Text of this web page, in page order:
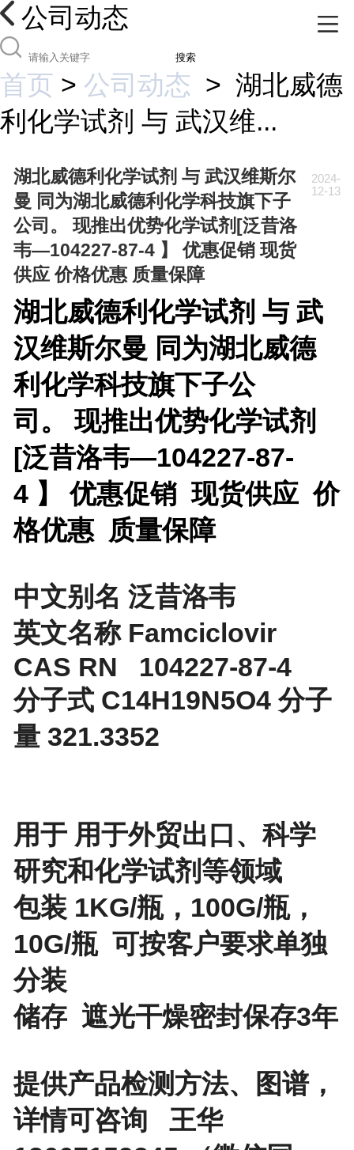
公司动态
搜索
首页 > 公司动态 > 湖北威德
利化学试剂 与 武汉维...
湖北威德利化学试剂 与 武汉维斯尔
曼 同为湖北威德利化学科技旗下子
公司。 现推出优势化学试剂[泛昔洛
韦—104227-87-4 】 优惠促销 现货
供应 价格优惠 质量保障
2024-
12-13
湖北威德利化学试剂 与 武
汉维斯尔曼 同为湖北威德
利化学科技旗下子公
司。 现推出优势化学试剂
[泛昔洛韦—104227-87-
4 】 优惠促销 现货供应 价
格优惠 质量保障
中文别名 泛昔洛韦
英文名称 Famciclovir
CAS RN 104227-87-4
分子式 C14H19N5O4 分子
量 321.3352
用于 用于外贸出口、科学
研究和化学试剂等领域
包装 1KG/瓶，100G/瓶，
10G/瓶 可按客户要求单独
分装
储存 遮光干燥密封保存3年
提供产品检测方法、图谱，
详情可咨询 王华